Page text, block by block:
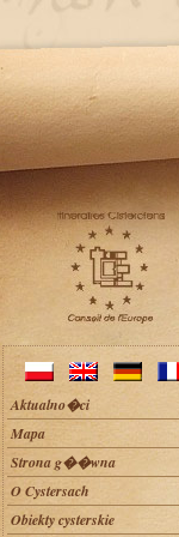
Aktualno�ci
Mapa
Strona g��wna
O Cystersach
Obiekty cysterskie